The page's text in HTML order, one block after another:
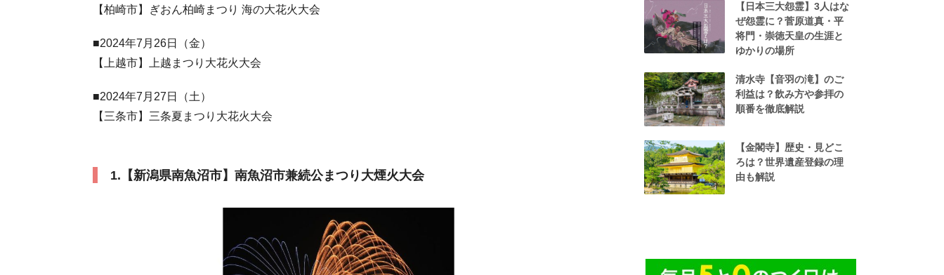
【柏崎市】ぎおん柏崎まつり 海の大花火大会
■2024年7月26日（金）
【上越市】上越まつり大花火大会
■2024年7月27日（土）
【三条市】三条夏まつり大花火大会
1.【新潟県南魚沼市】南魚沼市兼続公まつり大煙火大会
【日本三大怨霊】3人はな
ぜ怨霊に？菅原道真・平
将門・崇徳天皇の生涯と
ゆかりの場所
清水寺【音羽の滝】のご
利益は？飲み方や参拝の
順番を徹底解説
【金閣寺】歴史・見どこ
ろは？世界遺産登録の理
由も解説